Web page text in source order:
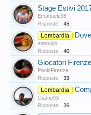
Stage Estivi
Emanuele98
Risposte:
45
Lombardia
manugio
Risposte:
40
Giocatori Firenze
PaoloFirenze
Risposte:
39
Lombardia
Giamp93
Risposte:
36